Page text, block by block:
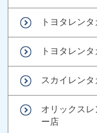
トヨタレン
トヨタレン
スカイレン
オリックス
ー店